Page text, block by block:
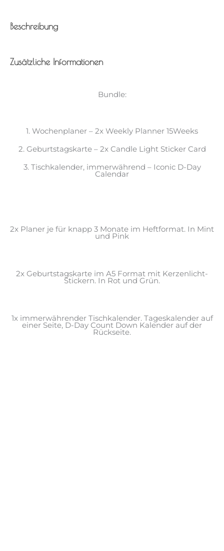
Beschreibung
Zusätzliche Informationen
Bundle:
1. Wochenplaner – 2x Weekly Planner 15Weeks
2. Geburtstagskarte – 2x Candle Light Sticker Card
3. Tischkalender, immerwährend – Iconic D-Day
Calendar
2x Planer je für knapp 3 Monate im Heftformat. In Mint
und Pink
2x Geburtstagskarte im A5 Format mit Kerzenlicht-
Stickern. In Rot und Grün.
1x immerwährender Tischkalender. Tageskalender auf
einer Seite, D-Day Count Down Kalender auf der
Rückseite.